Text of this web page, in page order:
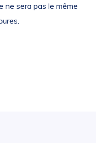
ne sera pas le même